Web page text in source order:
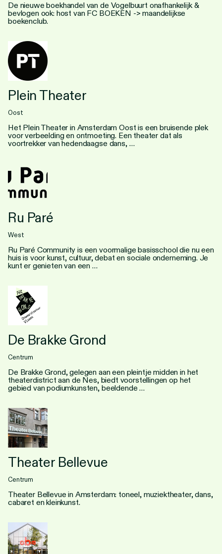
De nieuwe boekhandel van de Vogelbuurt onafhankelijk &
bevlogen ook: host van FC BOEKEN -> maandelijkse
boekenclub.
Plein Theater
Oost
Het Plein Theater in Amsterdam Oost is een bruisende plek
voor verbeelding en ontmoeting. Een theater dat als
voortrekker van hedendaagse dans, …
Ru Paré
West
Ru Paré Community is een voormalige basisschool die nu een
huis is voor kunst, cultuur, debat en sociale onderneming. Je
kunt er genieten van een …
De Brakke Grond
Centrum
De Brakke Grond, gelegen aan een pleintje midden in het
theaterdistrict aan de Nes, biedt voorstellingen op het
gebied van podiumkunsten, beeldende …
Theater Bellevue
Centrum
Theater Bellevue in Amsterdam: toneel, muziektheater, dans,
cabaret en kleinkunst.